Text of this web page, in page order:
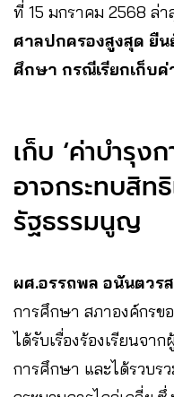
ที่ 15 มกราคม 2568 ล่
ศาลปกครองสูงสุด ยื
ศึกษา กรณีเรียกเก็บ
เก็บ ‘ค่าบำรุง
อาจกระทบสิท
รัฐธรรมนูญ
ผศ.อรรถพล อนันตวร
การศึกษา สภาองค์กรข
ได้รับเรื่องร้องเรียนจา
การศึกษา และได้รวบร